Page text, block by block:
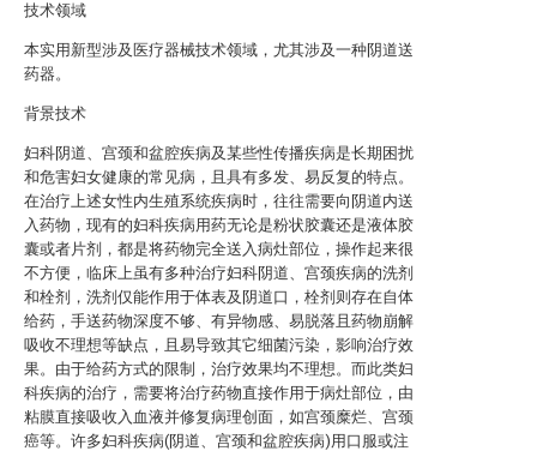
技术领域
本实用新型涉及医疗器械技术领域，尤其涉及一种阴道送
药器。
背景技术
妇科阴道、宫颈和盆腔疾病及某些性传播疾病是长期困扰
和危害妇女健康的常见病，且具有多发、易反复的特点。
在治疗上述女性内生殖系统疾病时，往往需要向阴道内送
入药物，现有的妇科疾病用药无论是粉状胶囊还是液体胶
囊或者片剂，都是将药物完全送入病灶部位，操作起来很
不方便，临床上虽有多种治疗妇科阴道、宫颈疾病的洗剂
和栓剂，洗剂仅能作用于体表及阴道口，栓剂则存在自体
给药，手送药物深度不够、有异物感、易脱落且药物崩解
吸收不理想等缺点，且易导致其它细菌污染，影响治疗效
果。由于给药方式的限制，治疗效果均不理想。而此类妇
科疾病的治疗，需要将治疗药物直接作用于病灶部位，由
粘膜直接吸收入血液并修复病理创面，如宫颈糜烂、宫颈
癌等。许多妇科疾病(阴道、宫颈和盆腔疾病)用口服或注